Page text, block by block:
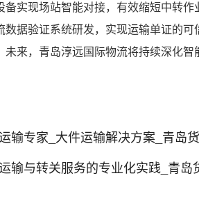
实现场站智能对接，有效缩短中转作
据验证系统研发，实现运输单证的
来，青岛淳远国际物流将持续深化
输专家_大件运输解决方案_青岛
输与转关服务的专业化实践_青